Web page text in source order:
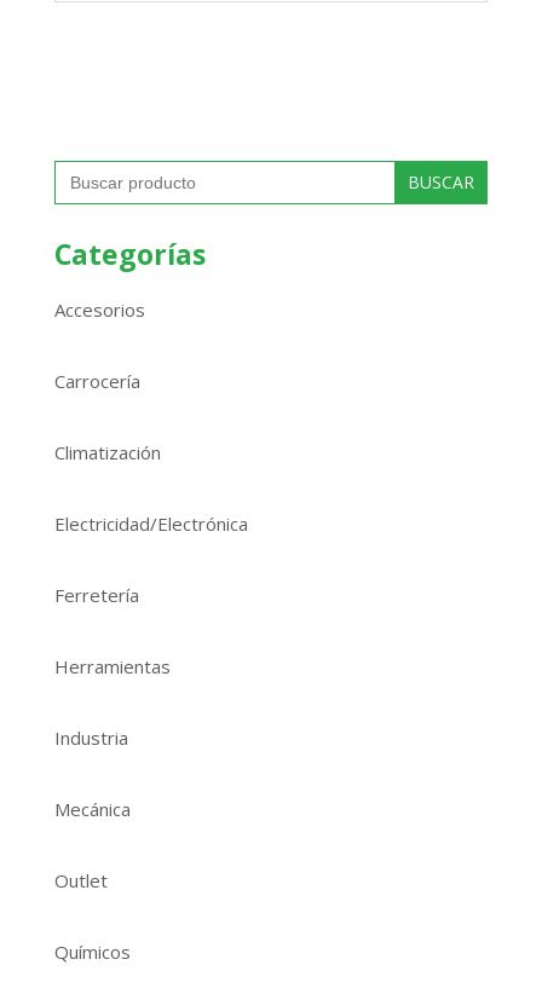
Buscar:
Categorías
Accesorios
Carrocería
Climatización
Electricidad/Electrónica
Ferretería
Herramientas
Industria
Mecánica
Outlet
Químicos